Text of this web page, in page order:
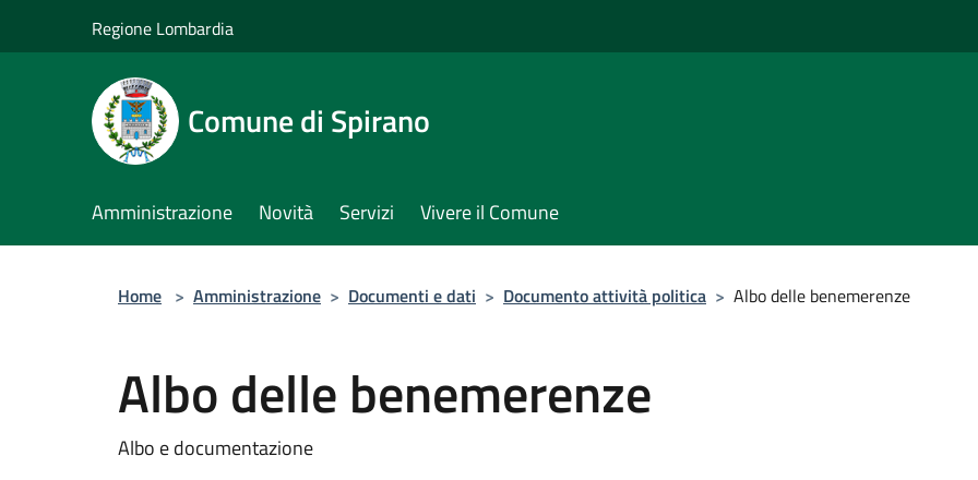
Regione Lombardia
Comune di Spirano
Amministrazione Novità Servizi Vivere il Comune
Home > Amministrazione > Documenti e dati > Documento attività politica > Albo delle benemerenze
Albo delle benemerenze
Albo e documentazione